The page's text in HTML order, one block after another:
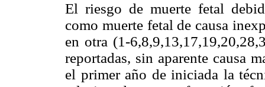
El riesgo de muerte fetal
como muerte fetal de causa
en otra (1-
reportadas, sin aparente causa
el primer año de iniciada la